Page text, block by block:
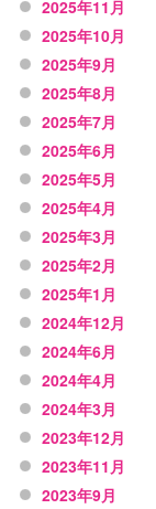
2025年11月
2025年10月
2025年9月
2025年8月
2025年7月
2025年6月
2025年5月
2025年4月
2025年3月
2025年2月
2025年1月
2024年12月
2024年6月
2024年4月
2024年3月
2023年12月
2023年11月
2023年9月